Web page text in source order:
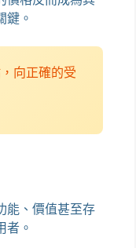
鍵。
向正確的受
能、價值甚至存
者。